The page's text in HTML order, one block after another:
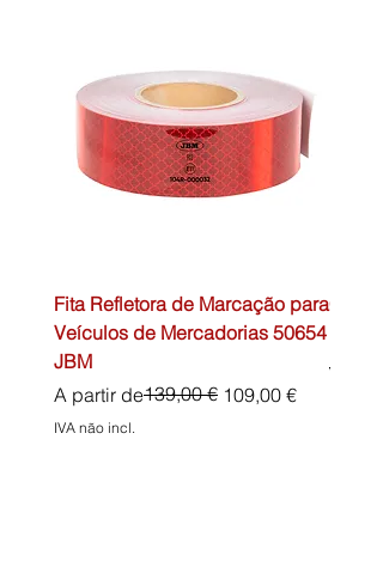
Fita Refletora de Marcação para
Veículos de Mercadorias 50654
JBM
A partir de
Preço normal139,00 € 109,00 €
Preço promocional
IVA não incl.
Preço
45,00 €